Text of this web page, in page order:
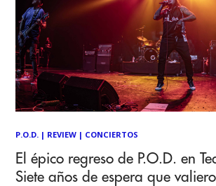
P.O.D. | REVIEW | CONCIERTOS
El épico regreso de P.O.D. en
Siete años de espera que